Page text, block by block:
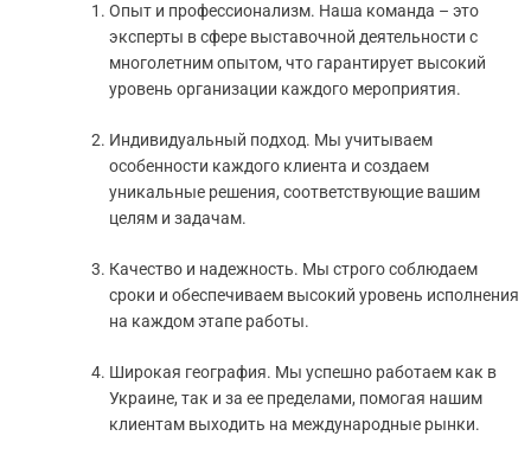
Опыт и профессионализм. Наша команда – это
эксперты в сфере выставочной деятельности с
многолетним опытом, что гарантирует высокий
уровень организации каждого мероприятия.
Индивидуальный подход. Мы учитываем
особенности каждого клиента и создаем
уникальные решения, соответствующие вашим
целям и задачам.
Качество и надежность. Мы строго соблюдаем
сроки и обеспечиваем высокий уровень исполнения
на каждом этапе работы.
Широкая география. Мы успешно работаем как в
Украине, так и за ее пределами, помогая нашим
клиентам выходить на международные рынки.